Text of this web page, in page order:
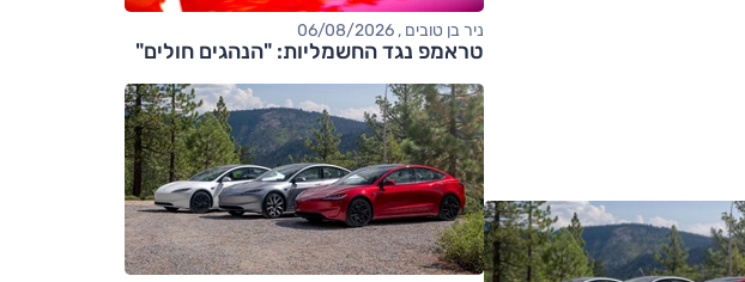
ניר בן טובים , 06/08/2026
טראמפ נגד החשמליות: "הנהגים חולים"